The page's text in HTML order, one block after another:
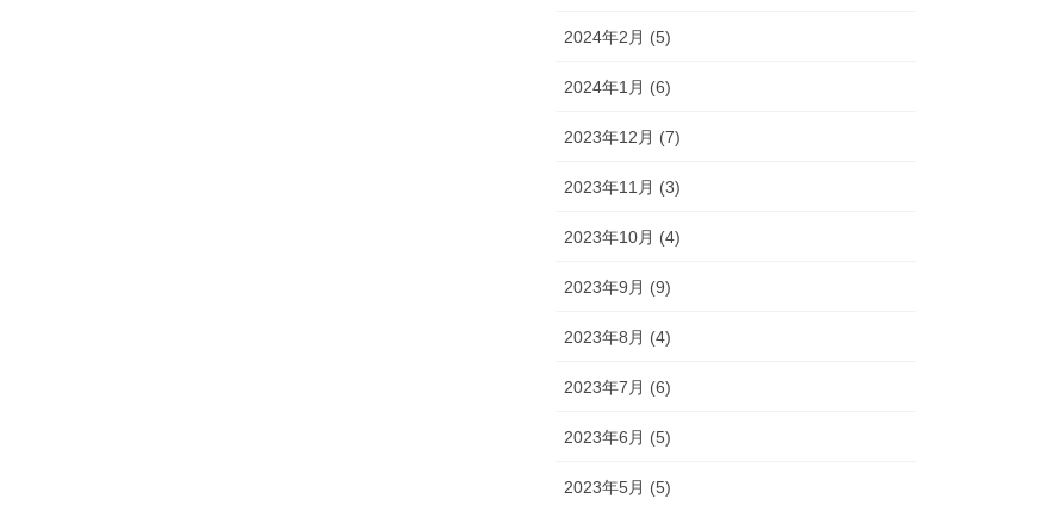
2024年2月 (5)
2024年1月 (6)
2023年12月 (7)
2023年11月 (3)
2023年10月 (4)
2023年9月 (9)
2023年8月 (4)
2023年7月 (6)
2023年6月 (5)
2023年5月 (5)